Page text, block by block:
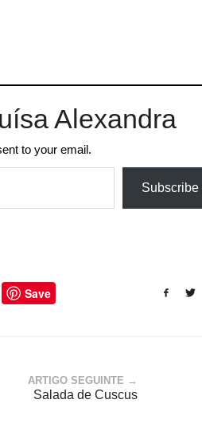
Alexandra
to your email.
Subscribe
Save
ARTIGO SEGUINTE →
Salada de Cuscus